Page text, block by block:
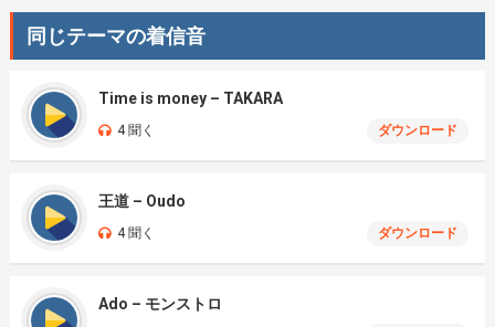
同じテーマの着信音
Time is money – TAKARA
4 聞く ダウンロード
王道 – Oudo
4 聞く ダウンロード
Ado – モンストロ